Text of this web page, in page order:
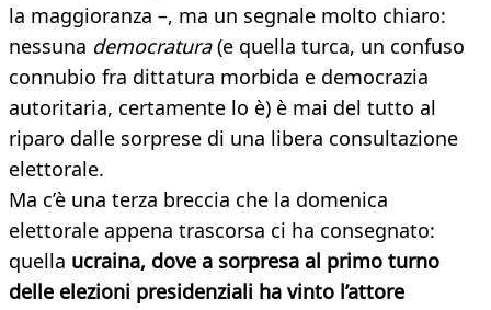
la maggioranza –, ma un segnale molto chiaro:
nessuna democratura(e quella turca, un confuso
connubio fra dittatura morbida e democrazia
autoritaria, certamente lo è) è mai del tutto al
riparo dalle sorprese di una libera consultazione
elettorale.
Ma c’è una terza breccia che la domenica
elettorale appena trascorsa ci ha consegnato:
quella ucraina, dove a sorpresa al primo turno
delle elezioni presidenziali ha vinto l’attore